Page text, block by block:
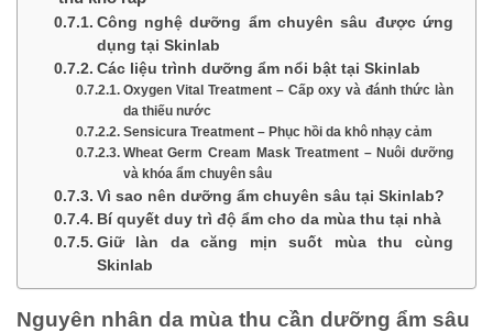
Công nghệ dưỡng ẩm chuyên sâu được ứng
dụng tại Skinlab
Các liệu trình dưỡng ẩm nổi bật tại Skinlab
Oxygen Vital Treatment – Cấp oxy và đánh thức làn
da thiếu nước
Sensicura Treatment – Phục hồi da khô nhạy cảm
Wheat Germ Cream Mask Treatment – Nuôi dưỡng
và khóa ẩm chuyên sâu
Vì sao nên dưỡng ẩm chuyên sâu tại Skinlab?
Bí quyết duy trì độ ẩm cho da mùa thu tại nhà
Giữ làn da căng mịn suốt mùa thu cùng
Skinlab
Nguyên nhân da mùa thu cần dưỡng ẩm sâu